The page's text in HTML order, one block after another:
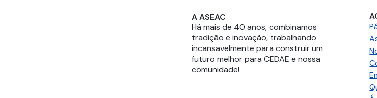
A ASEAC
Há mais de 40 anos, combinamos
tradição e inovação, trabalhando
incansavelmente para construir um
futuro melhor para CEDAE e nossa
comunidade!​